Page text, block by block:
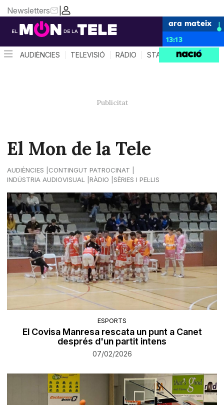
|
Newsletters
ara mateix
13:13
AUDIÈNCIES TELEVISIÓ RÀDIO STAR SYSTEM
El Mon de la Tele
AUDIÈNCIES
CONTINGUT PATROCINAT
INDÚSTRIA AUDIOVISUAL
RÀDIO SÈRIES I PEL·LIS
ESPORTS
El Covisa Manresa rescata un punt a Canet
després d'un partit intens
07/02/2026